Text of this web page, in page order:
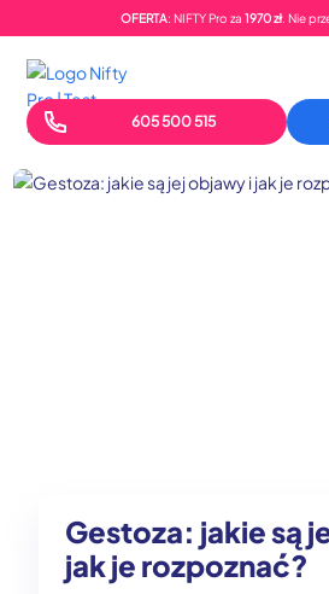
OFERTA: NIFTY Pro za 1970 zł. Nie
605 500 515
Gestoza: jakie są
jak je rozpoznać?